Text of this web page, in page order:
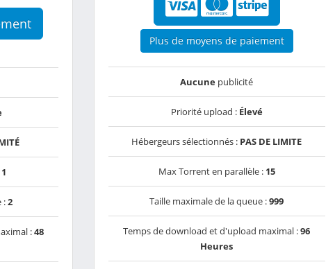
1
:2
:48
Plus de moyens de paiement
Aucune publicité
Priorité upload : Élevé
Hébergeurs sélectionnés : PAS DE LIMITE
Max Torrent en parallèle : 15
Taille maximale de la queue :999
Temps de download et d'upload maximal :96
Heures